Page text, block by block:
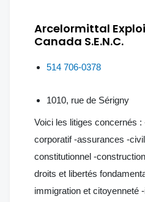
Arcelormittal
Canada S.E.N.C.
514 706-0378
1010, rue de Sérigny
Voici les litiges concernés
corporatif -assurances -
constitutionnel -
droits et libertés
immigration et citoyenneté